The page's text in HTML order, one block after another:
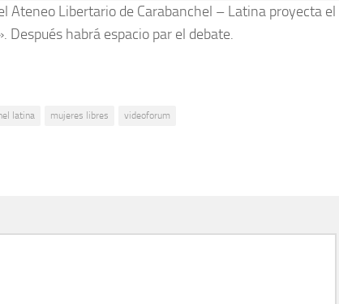
Ateneo Libertario de Carabanchel – Latina proyecta el
Después habrá espacio par el debate.
latina mujeres libres videoforum